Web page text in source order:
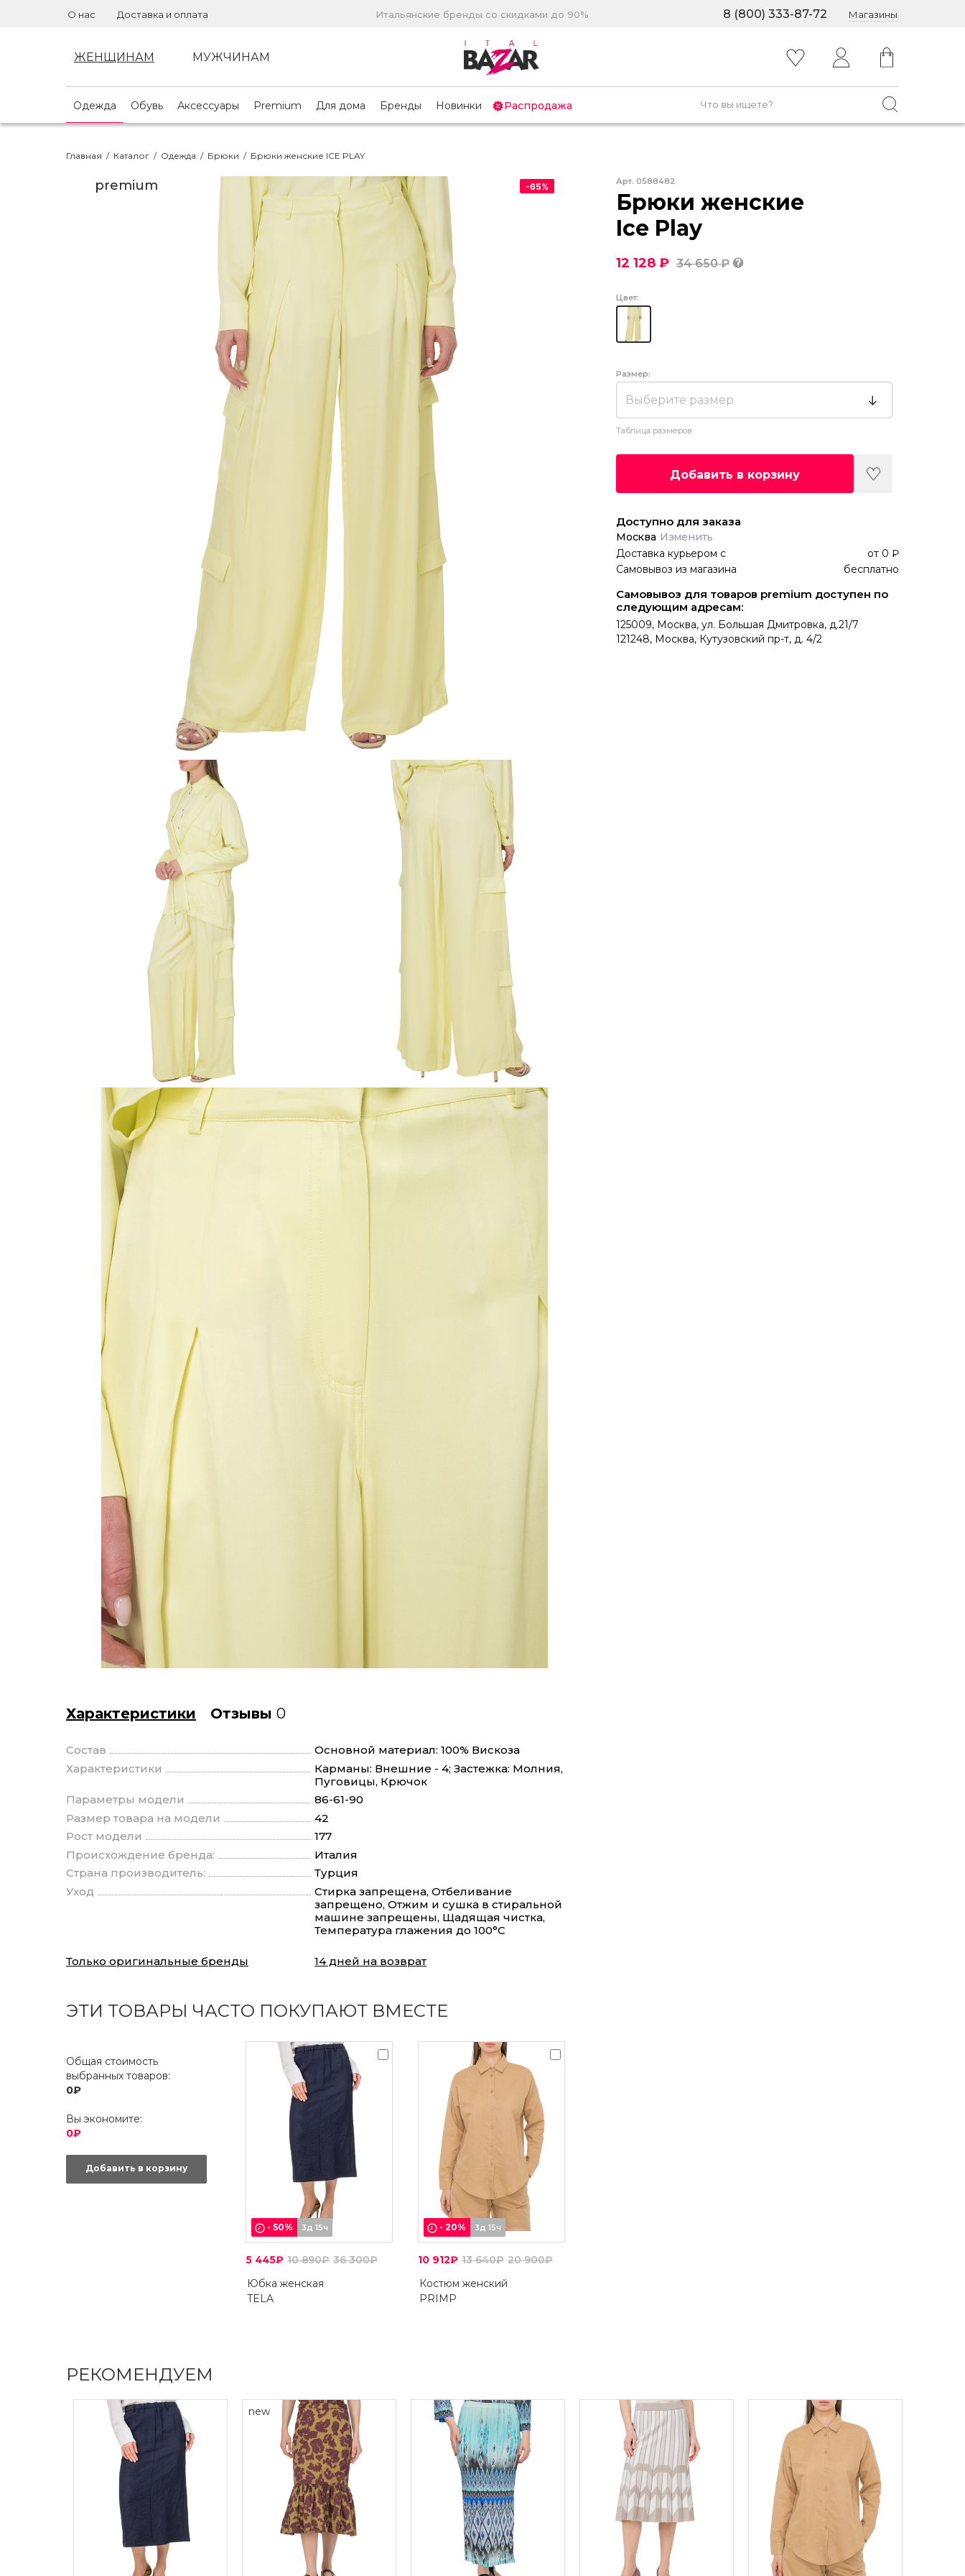
О нас Доставка и оплата Итальянские бренды со скидками до 90% 8 (800) 333-87-72 Магазины
ЖЕНЩИНАМ МУЖЧИНАМ
Одежда Обувь Аксессуары Premium Для дома Бренды Новинки Распродажа
Главная / Каталог / Одежда / Брюки / Брюки женские ICE PLAY
-65%
premium Арт. 0588482
Брюки женские
Ice Play
12 128 ₽ 34 650 ₽
Цвет:
Размер:
Выберите размер
Таблица размеров
Добавить в корзину
Доступно для заказа
Москва Изменить
Доставка курьером с от 0 ₽
Самовывоз из магазина
бесплатно
Самовывоз для товаров premium доступен по
следующим адресам:
125009, Москва, ул. Большая Дмитровка, д.21/7
121248, Москва, Кутузовский пр-т, д. 4/2
Характеристики Отзывы 0
Состав
Основной материал: 100% Вискоза
Характеристики
Карманы: Внешние - 4; Застежка: Молния,
Пуговицы, Крючок
Параметры модели
86-61-90
Размер товара на модели
42
Рост модели
177
Происхождение бренда:
Италия
Страна производитель:
Турция
Уход
Стирка запрещена, Отбеливание
запрещено, Отжим и сушка в стиральной
машине запрещены, Щадящая чистка,
Температура глажения до 100°С
Только оригинальные бренды 14 дней на возврат
ЭТИ ТОВАРЫ ЧАСТО ПОКУПАЮТ ВМЕСТЕ
Общая стоимость
выбранных товаров:
0₽
Вы экономите:
0₽
Добавить в корзину
- 50% 3д 15ч
5 445₽ 10 890₽ 36 300₽
Юбка женская
TELA
- 20% 3д 15ч
10 912₽ 13 640₽ 20 900₽
Костюм женский
PRIMP
РЕКОМЕНДУЕМ
new